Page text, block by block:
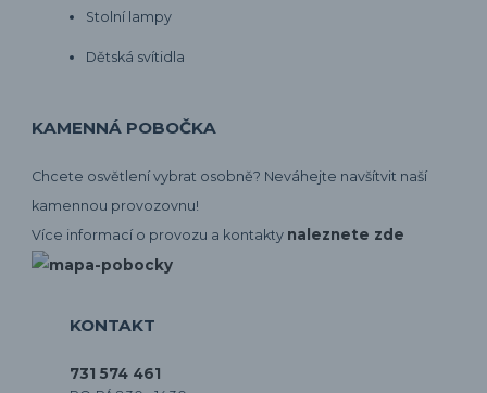
Stolní lampy
Dětská svítidla
KAMENNÁ POBOČKA
Chcete osvětlení vybrat osobně? Neváhejte navšítvit naší
kamennou provozovnu!
Více informací o provozu a kontakty naleznete zde
KONTAKT
731 574 461